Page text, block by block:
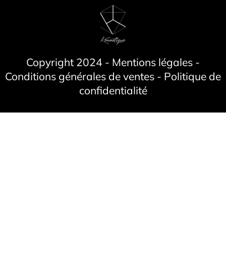
Copyright 2024 - Mentions légales -
Conditions générales de ventes - Politique de
confidentialité